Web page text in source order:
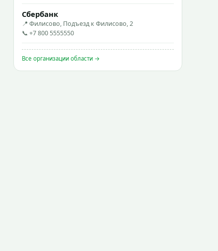
Сбербанк
📍 Филисово, Подъезд к Филисово, 2
📞 +7 800 5555550
Все организации области →